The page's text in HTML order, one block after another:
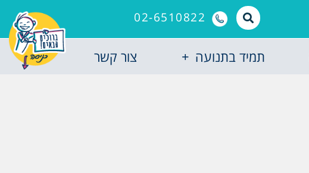
02-6510822
תמיד בתנועה צור קשר